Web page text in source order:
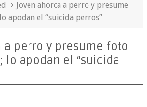
Joven ahorca a perro y presume
apodan el “suicida perros”
a perro y presume foto
lo apodan el “suicida